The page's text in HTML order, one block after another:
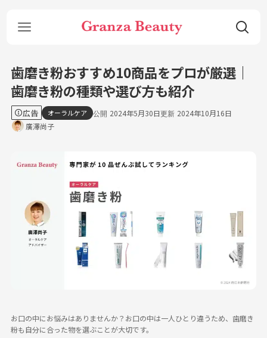
歯磨き粉おすすめ10商品をプロが厳選｜
歯磨き粉の種類や選び方も紹介
広告 オーラルケア 2024年5月30日
2024年10月16日
廣澤尚子
お口の中にお悩みはありませんか？お口の中は一人ひとり違うため、歯磨き
粉も自分に合った物を選ぶことが大切です。